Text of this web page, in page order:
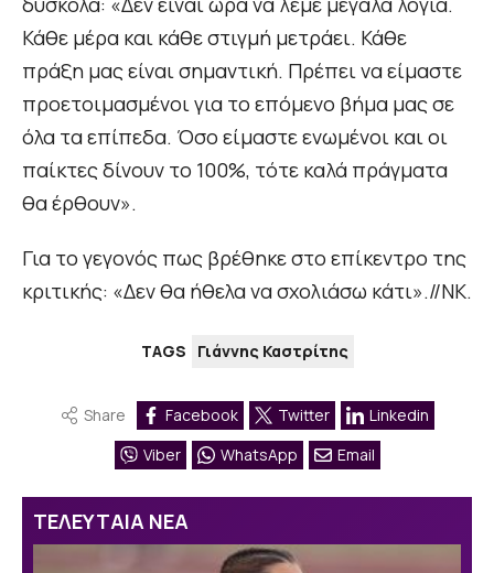
Κάθε μέρα και κάθε στιγμή μετράει. Κάθε
πράξη μας είναι σημαντική. Πρέπει να είμαστε
προετοιμασμένοι για το επόμενο βήμα μας σε
όλα τα επίπεδα. Όσο είμαστε ενωμένοι και οι
παίκτες δίνουν το 100%, τότε καλά πράγματα
θα έρθουν».
Για το γεγονός πως βρέθηκε στο επίκεντρο της
κριτικής: «Δεν θα ήθελα να σχολιάσω κάτι».//ΝΚ.
TAGS Γιάννης Καστρίτης
Share Facebook Twitter
Linkedin
Viber
WhatsApp Email
ΤΕΛΕΥΤΑΙΑ ΝΕΑ